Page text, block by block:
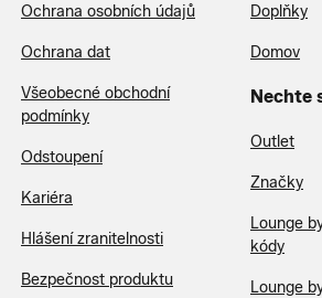
Ochrana osobních údajů
Ochrana dat
Všeobecné obchodní
podmínky
Odstoupení
Kariéra
Hlášení zranitelnosti
Bezpečnost produktu
Doplňky
Domov
Nechte
Outlet
Značky
Lounge
kódy
Lounge